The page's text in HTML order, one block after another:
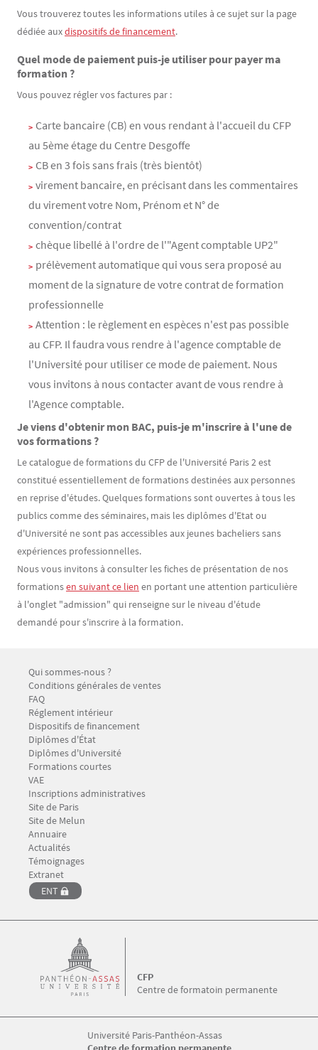
Vous trouverez toutes les informations utiles à ce sujet sur la page
dédiée auxdispositifs de financement.
Quel mode de paiement puis-je utiliser pour payer ma
formation ?
Vous pouvez régler vos factures par :
Carte bancaire (CB) en vous rendant à l'accueil du CFP
au 5ème étage du Centre Desgoffe
CB en 3 fois sans frais (très bientôt)
virement bancaire, en précisant dans les commentaires
du virement votre Nom, Prénom et N° de
convention/contrat
chèque libellé à l'ordre de l'"Agent comptable UP2"
prélèvement automatique qui vous sera proposé au
moment de la signature de votre contrat de formation
professionnelle
Attention : le règlement en espèces n'est pas possible
au CFP. Il faudra vous rendre à l'agence comptable de
l'Université pour utiliser ce mode de paiement. Nous
vous invitons à nous contacter avant de vous rendre à
l'Agence comptable.
Je viens d'obtenir mon BAC, puis-je m'inscrire à l'une de
vos formations ?
Le catalogue de formations du CFP de l'Université Paris 2 est
constitué essentiellement de formations destinées aux personnes
en reprise d'études. Quelques formations sont ouvertes à tous les
publics comme des séminaires, mais les diplômes d'Etat ou
d'Université ne sont pas accessibles aux jeunes bacheliers sans
expériences professionnelles.
Nous vous invitons à consulter les fiches de présentation de nos
formationsen suivant ce lien en portant une attention particulière
à l'onglet "admission" qui renseigne sur le niveau d'étude
demandé pour s'inscrire à la formation.
Menu Footer CFP 1
Qui sommes-nous ?
Conditions générales de ventes
FAQ
Réglement intérieur
Dispositifs de financement
Menu Footer CFP 2
Diplômes d'État
Diplômes d'Université
Formations courtes
VAE
Inscriptions administratives
Menu Footer CFP 3
Site de Paris
Site de Melun
Annuaire
Menu Footer CFP 4
Actualités
Témoignages
Menu Footer CFP 5
Extranet
ENT
Centre de formatoin permanente
CFP
Université Paris-Panthéon-Assas